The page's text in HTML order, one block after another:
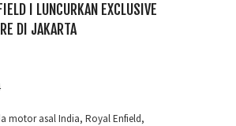
I LUNCURKAN EXCLUSIVE
DI JAKARTA
motor asal India, Royal Enfield,